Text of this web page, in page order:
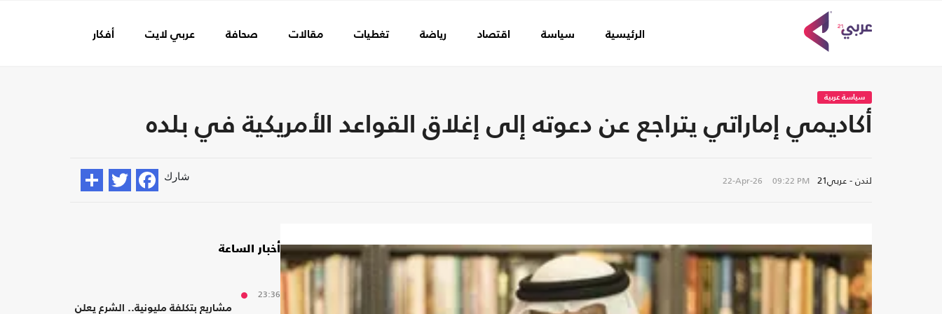
الرئيسية سياسة اقتصاد رياضة تغطيات مقالات صحافة عربي لايت أفكار
سياسة عربية
أكاديمي إماراتي يتراجع عن دعوته إلى إغلاق القواعد الأمريكية في بلده
لندن - عربي21 22-Apr-26 09:22 PM شارك
أخبار الساعة
23:36
مشاريع بتكلفة مليونية.. الشرع يعلن